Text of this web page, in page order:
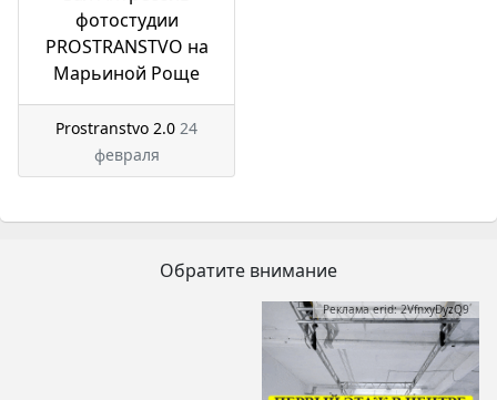
фотостудии
PROSTRANSTVO на
Марьиной Роще
Prostranstvo 2.0 24
февраля
Обратите внимание
Реклама erid: 2VfnxyDyzQ9